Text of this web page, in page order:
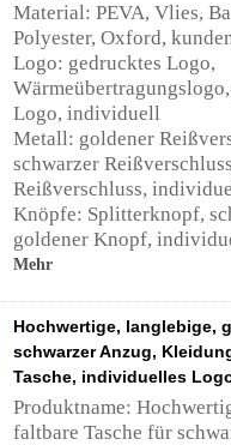
Material: PEVA, Vlies,
Polyester, Oxford,
Logo: gedrucktes Logo,
Logo, individuell
Metall: goldener
schwarzer
Reißverschluss,
Knöpfe: Splitterknopf,
goldener Knopf,
Mehr
Hochwertige, langlebige,
schwarzer Anzug,
Tasche, individuelles
Produktname:
faltbare Tasche für